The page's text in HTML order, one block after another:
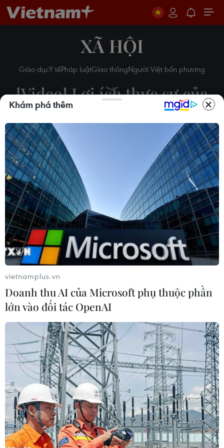
XÃ HỘI
Giáo dụcY tếPháp luậtGiao thôngNgười Việt bốn phương
[Video] Lợi ích thực sự của
tiêm vaccine phòng COVID-
Theo dõi VietnamPlus
Tiêm chủng vaccine phòng COVID-19 là cách an
toàn nhất giúp tạo hàng rào bảo vệ, đây là một
công cụ quan trọng để giúp ngăn chặn đại dịch
viêm đường hô hấp cấp COVID-19.
Play
Video
Lợi ích của việc tiêm chủng vaccine phòng
COVID-19 là bảo vệ người được tiêm khỏi rơi
Khám phá thêm
vietnamplus.vn
Doanh thu AI của Microsoft phụ thuộc phần
lớn vào đối tác OpenAI